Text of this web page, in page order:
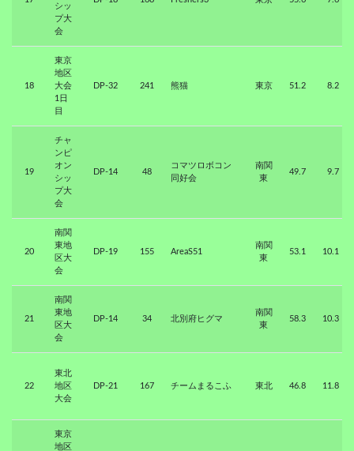
シッ
プ大
会
18
東京
地区
大会
1日
目
DP-32 241 熊猫 東京 51.2 8.2
19
チャ
ンピ
オン
シッ
プ大
会
DP-14 48
コマツロボコン
同好会
南関
東
49.7 9.7
20
南関
東地
区大
会
DP-19 155 AreaS51
南関
東
53.1 10.1
21
南関
東地
区大
会
DP-14 34 北別府ヒグマ
南関
東
58.3 10.3
22
東北
地区
大会
DP-21 167 チームまるこふ 東北 46.8 11.8
東京
地区